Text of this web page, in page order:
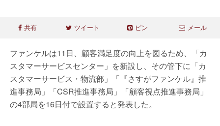
共有 ツイート ピン メール
ファンケルは11日、顧客満足度の向上を図るため、「カ
スタマーサービスセンター」を新設し、その管下に「カ
スタマーサービス・物流部」「『さすがファンケル』推
進事務局」「CSR推進事務局」「顧客視点推進事務局」
の4部局を16日付で設置すると発表した。